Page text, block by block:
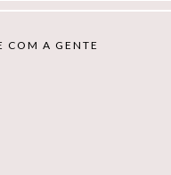
COM A GENTE